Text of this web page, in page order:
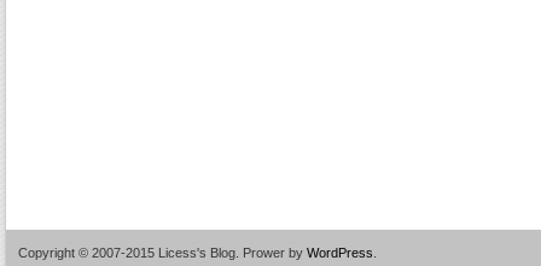
Copyright © 2007-2015 Licess's Blog. Prower by WordPress